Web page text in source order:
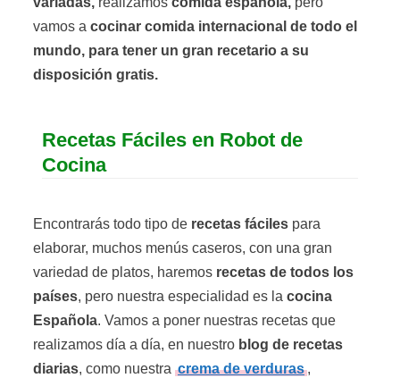
vamos a cocinar comida internacional de todo el
mundo, para tener un gran recetario a su
disposición gratis.
Recetas Fáciles en Robot de
Cocina
Encontrarás todo tipo de recetas fáciles para
elaborar, muchos menús caseros, con una gran
variedad de platos, haremos recetas de todos los
países, pero nuestra especialidad es la cocina
Española. Vamos a poner nuestras recetas que
realizamos día a día, en nuestro blog de recetas
diarias, como nuestra crema de verduras ,